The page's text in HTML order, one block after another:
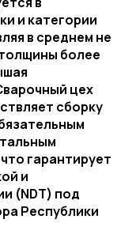
и категории
в среднем не
более
цех
сборку
гарантирует
и
(NDT) под
Республики